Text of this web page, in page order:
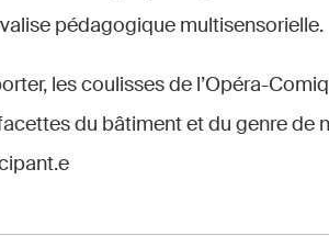
pédagogique multisensorielle.
les coulisses de l’Opéra-
du bâtiment et du genre de